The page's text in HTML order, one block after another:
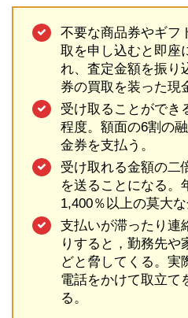
不要な商品券やギフ
取を申し込むと即座
れ、査定金額を振り
券の買取を装った現
受け取ることができ
程度。額面の6割の
金券を支払う。
受け取れる金額の二
を送ることになる。
1,400％以上の莫大
支払いが滞ったり連
りすると，勤務先や
どと脅してくる。実
電話をかけて取立て
る。